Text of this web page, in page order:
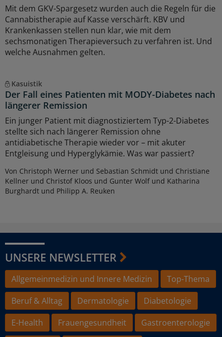
Mit dem GKV-Spargesetz wurden auch die Regeln für die
Cannabistherapie auf Kasse verschärft. KBV und
Krankenkassen stellen nun klar, wie mit dem
sechsmonatigen Therapieversuch zu verfahren ist. Und
welche Ausnahmen gelten.
Kasuistik
Der Fall eines Patienten mit MODY-Diabetes nach
längerer Remission
Ein junger Patient mit diagnostiziertem Typ-2-Diabetes
stellte sich nach längerer Remission ohne
antidiabetische Therapie wieder vor – mit akuter
Entgleisung und Hyperglykämie. Was war passiert?
Von Christoph Werner und Sebastian Schmidt und Christiane
Kellner und Christof Kloos und Gunter Wolf und Katharina
Burghardt und Philipp A. Reuken
UNSERE NEWSLETTER
Allgemeinmedizin und Innere Medizin
Top-Thema
Beruf & Alltag
Dermatologie
Diabetologie
E-Health
Frauengesundheit
Gastroenterologie